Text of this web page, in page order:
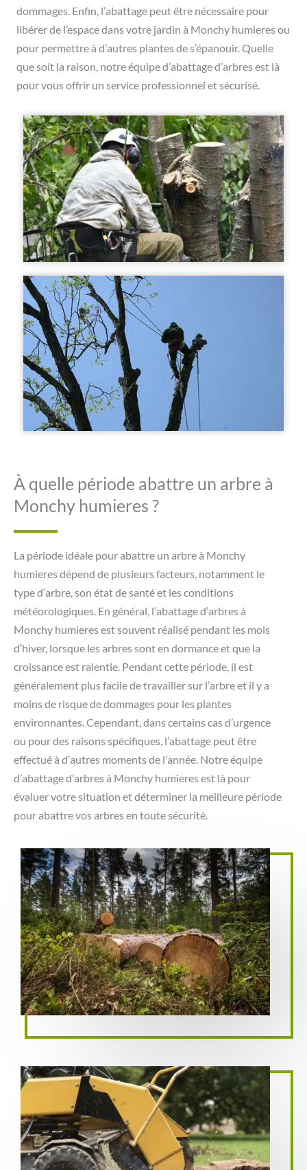
dommages. Enfin, l’abattage peut être nécessaire pour
libérer de l’espace dans votre jardin à Monchy humieres ou
pour permettre à d’autres plantes de s’épanouir. Quelle
que soit la raison, notre équipe d’abattage d’arbres est là
pour vous offrir un service professionnel et sécurisé.
À quelle période abattre un arbre à
Monchy humieres ?
La période idéale pour abattre un arbre à Monchy
humieres dépend de plusieurs facteurs, notamment le
type d’arbre, son état de santé et les conditions
météorologiques. En général, l’abattage d’arbres à
Monchy humieres est souvent réalisé pendant les mois
d’hiver, lorsque les arbres sont en dormance et que la
croissance est ralentie. Pendant cette période, il est
généralement plus facile de travailler sur l’arbre et il y a
moins de risque de dommages pour les plantes
environnantes. Cependant, dans certains cas d’urgence
ou pour des raisons spécifiques, l’abattage peut être
effectué à d’autres moments de l’année. Notre équipe
d’abattage d’arbres à Monchy humieres est là pour
évaluer votre situation et déterminer la meilleure période
pour abattre vos arbres en toute sécurité.